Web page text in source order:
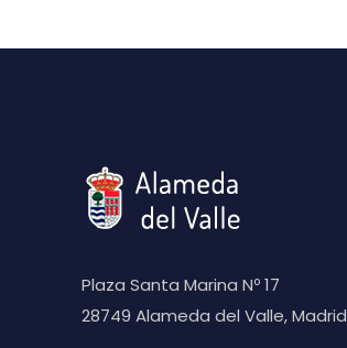
Plaza Santa Marina Nº 17
28749 Alameda del Valle, Madrid